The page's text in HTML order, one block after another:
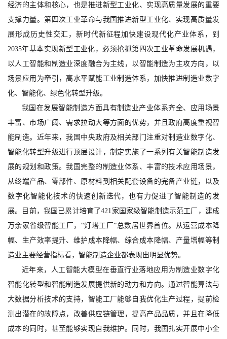
经济的主体和核心，也是推进新型工业化、实现高质量发展的重要
支撑力量。第四次工业革命与我国推进新型工业化、实现高质量发
展形成历史性交汇，新时代新征程加快建设现代化产业体系，到
2035年基本实现新型工业化，必须抢抓第四次工业革命发展机遇，
以人工智能和制造业深度融合为主线，以智能制造为主攻方向，以
场景应用为牵引，高水平赋能工业制造体系，加快推进制造业数字
化、智能化、绿色化转型升级。
我国在发展智能制造方面具有制造业产业体系齐全、应用场景
丰富、市场广阔、需求拉动大等方面的优势，并且政府高度重视智
能制造。近年来，我国中央政府及相关部门注重对制造业数字化、
智能化转型升级进行顶层设计，制定实施了一系列有关智能制造发
展的规划和政策。我国完整的制造业体系、丰富的技术应用场景，
从终端产品、零部件、原材料到相关配套设备的完备产业链，以及
数字化智能化技术的快速创新迭代，也有力促进了智能制造的发
展。目前，我国已累计培育了421家国家级智能制造示范工厂，建成
万余家省级智能工厂，“灯塔工厂”总数居世界首位。从运营成本降
幅、生产效率提升、维护成本降幅、综合成本降幅、产量增幅等制
造业主要经营指标看，智能制造企业都表现出明显优势。
近年来，人工智能大模型在垂直行业落地应用为制造业数字化
智能化转型和智能制造发展提供新的动力和方向。通过智能算法与
大数据分析技术的支持，智能工厂能够自我优化生产过程，提前检
测出潜在的故障点，改善供应链管理，提高产品品质，并且在降低
成本的同时，甚至能够实现自我维护。同时，我国扎实开展中小企